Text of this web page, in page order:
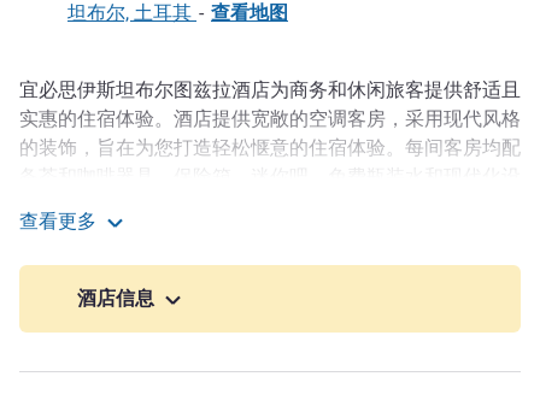
坦布尔, 土耳其 - 查看地图
描述
宜必思伊斯坦布尔图兹拉酒店为商务和休闲旅客提供舒适且
实惠的住宿体验。酒店提供宽敞的空调客房，采用现代风格
的装饰，旨在为您打造轻松惬意的住宿体验。每间客房均配
齐全的会议室，适合举办中小型活动。
从宜必思图兹拉酒店的窗口眺望出去，可以看到令人心动的
城市建筑与马尔马拉海蓝色海天一线的和谐景象。宜必思餐
查看更多
酒店信息